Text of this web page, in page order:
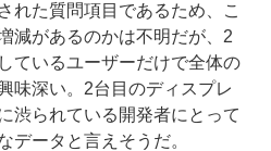
れた質問項目であるため、こ
減があるのかは不明だが、2
ているユーザーだけで全体の
味深い。2台目のディスプレ
渋られている開発者にとって
データと言えそうだ。